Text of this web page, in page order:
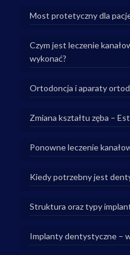
Most protetyczny dla
Czym jest leczenie
wykonać?
Ortodoncja i aparaty
Zmiana kształtu zęba –
Ponowne leczenie
Kiedy potrzebny jest
Struktura oraz typy
Implanty dentystyczne –